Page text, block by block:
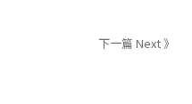
下一篇 Next 》